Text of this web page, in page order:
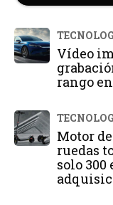
Vídeo
rango
Motor
ruedas
solo